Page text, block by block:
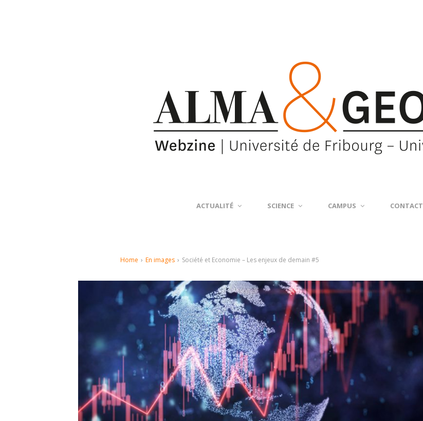
ACTUALITÉ SCIENCE CAMPUS CONTACT
Home › En images › Société et Economie – Les enjeux de demain #5